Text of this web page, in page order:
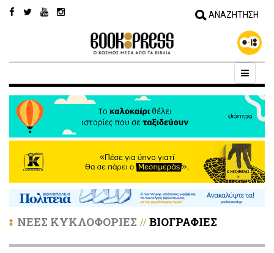
ΝΕΕΣ ΚΥΚΛΟΦΟΡΙΕΣ // ΒΙΟΓΡΑΦΙΕΣ